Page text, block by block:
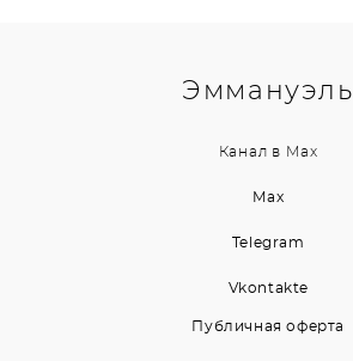
Эммануэль
Канал в Max
Max
Telegram
Vkontakte
Публичная оферта